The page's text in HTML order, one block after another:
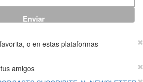
o en estas plataformas
amigos